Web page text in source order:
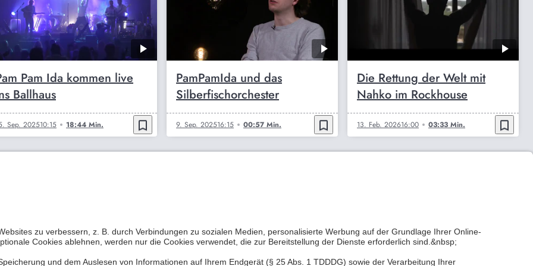
Pam Ida kommen live
Ballhaus
Sep. 202510:15 18:44 Min. bookmark_border
PamPamIda und das
Silberfischorchester
9. Sep. 202516:15 00:57 Min. bookmark_border
Die Rettung der Welt mit
Nahko im Rockhouse
13. Feb. 202616:00 03:33 Min. bookmark_border